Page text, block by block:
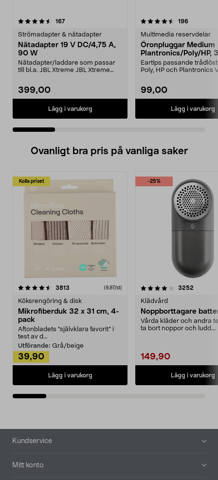
167recensioner
Strömadapter & nätadapter
Nätadapter 19 V DC/4,75 A,
90 W
Nätadapter/laddare som passar
till bl.a. JBL Xtreme JBL Xtreme
399,00
Lägg i varukorg
4.5 av 5 stjärnor 196
Multimedia reservdelar
Öronpluggar Medium
Plantronics/Poly/HP,
Eartips passande
Poly, HP och Plantronics
99,00
Lägg i varukorg
5.0 av 5 stjärnor
Ovanligt bra pris på vanliga saker
Kolla priset
3813 (9,97/st)
Köksrengöring & disk
Mikrofiberduk 32 x 31 cm, 4-
pack
Aftonbladets "självklara favorit” i
test av d...
Utförande: Grå/beige
39,90
Lägg i varukorg
-25%
4.0av 5 stjärnor 3252
Klädvård
Noppborttagare
Vårda kläder och andra
ta bort noppor och ludd.
149,90
Lägg i varukorg
4.5av 5 stjärnor
Sidfot
Kundservice
Mitt konto